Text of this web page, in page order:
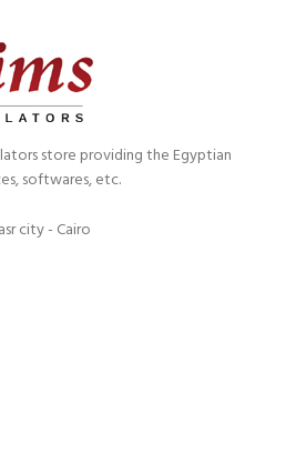
store providing the Egyptian
softwares, etc.
city - Cairo